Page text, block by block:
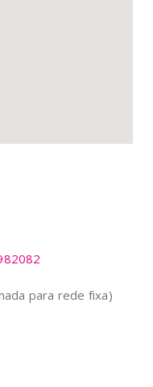
para rede fixa)